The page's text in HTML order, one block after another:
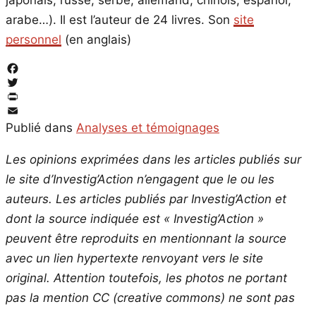
arabe…). Il est l’auteur de 24 livres. Son site
personnel (en anglais)
Facebook
Twitter
PrintFriendly
Email
Publié dans Analyses et témoignages
Les opinions exprimées dans les articles publiés sur
le site d’Investig’Action n’engagent que le ou les
auteurs. Les articles publiés par Investig’Action et
dont la source indiquée est « Investig’Action »
peuvent être reproduits en mentionnant la source
avec un lien hypertexte renvoyant vers le site
original. Attention toutefois, les photos ne portant
pas la mention CC (creative commons) ne sont pas